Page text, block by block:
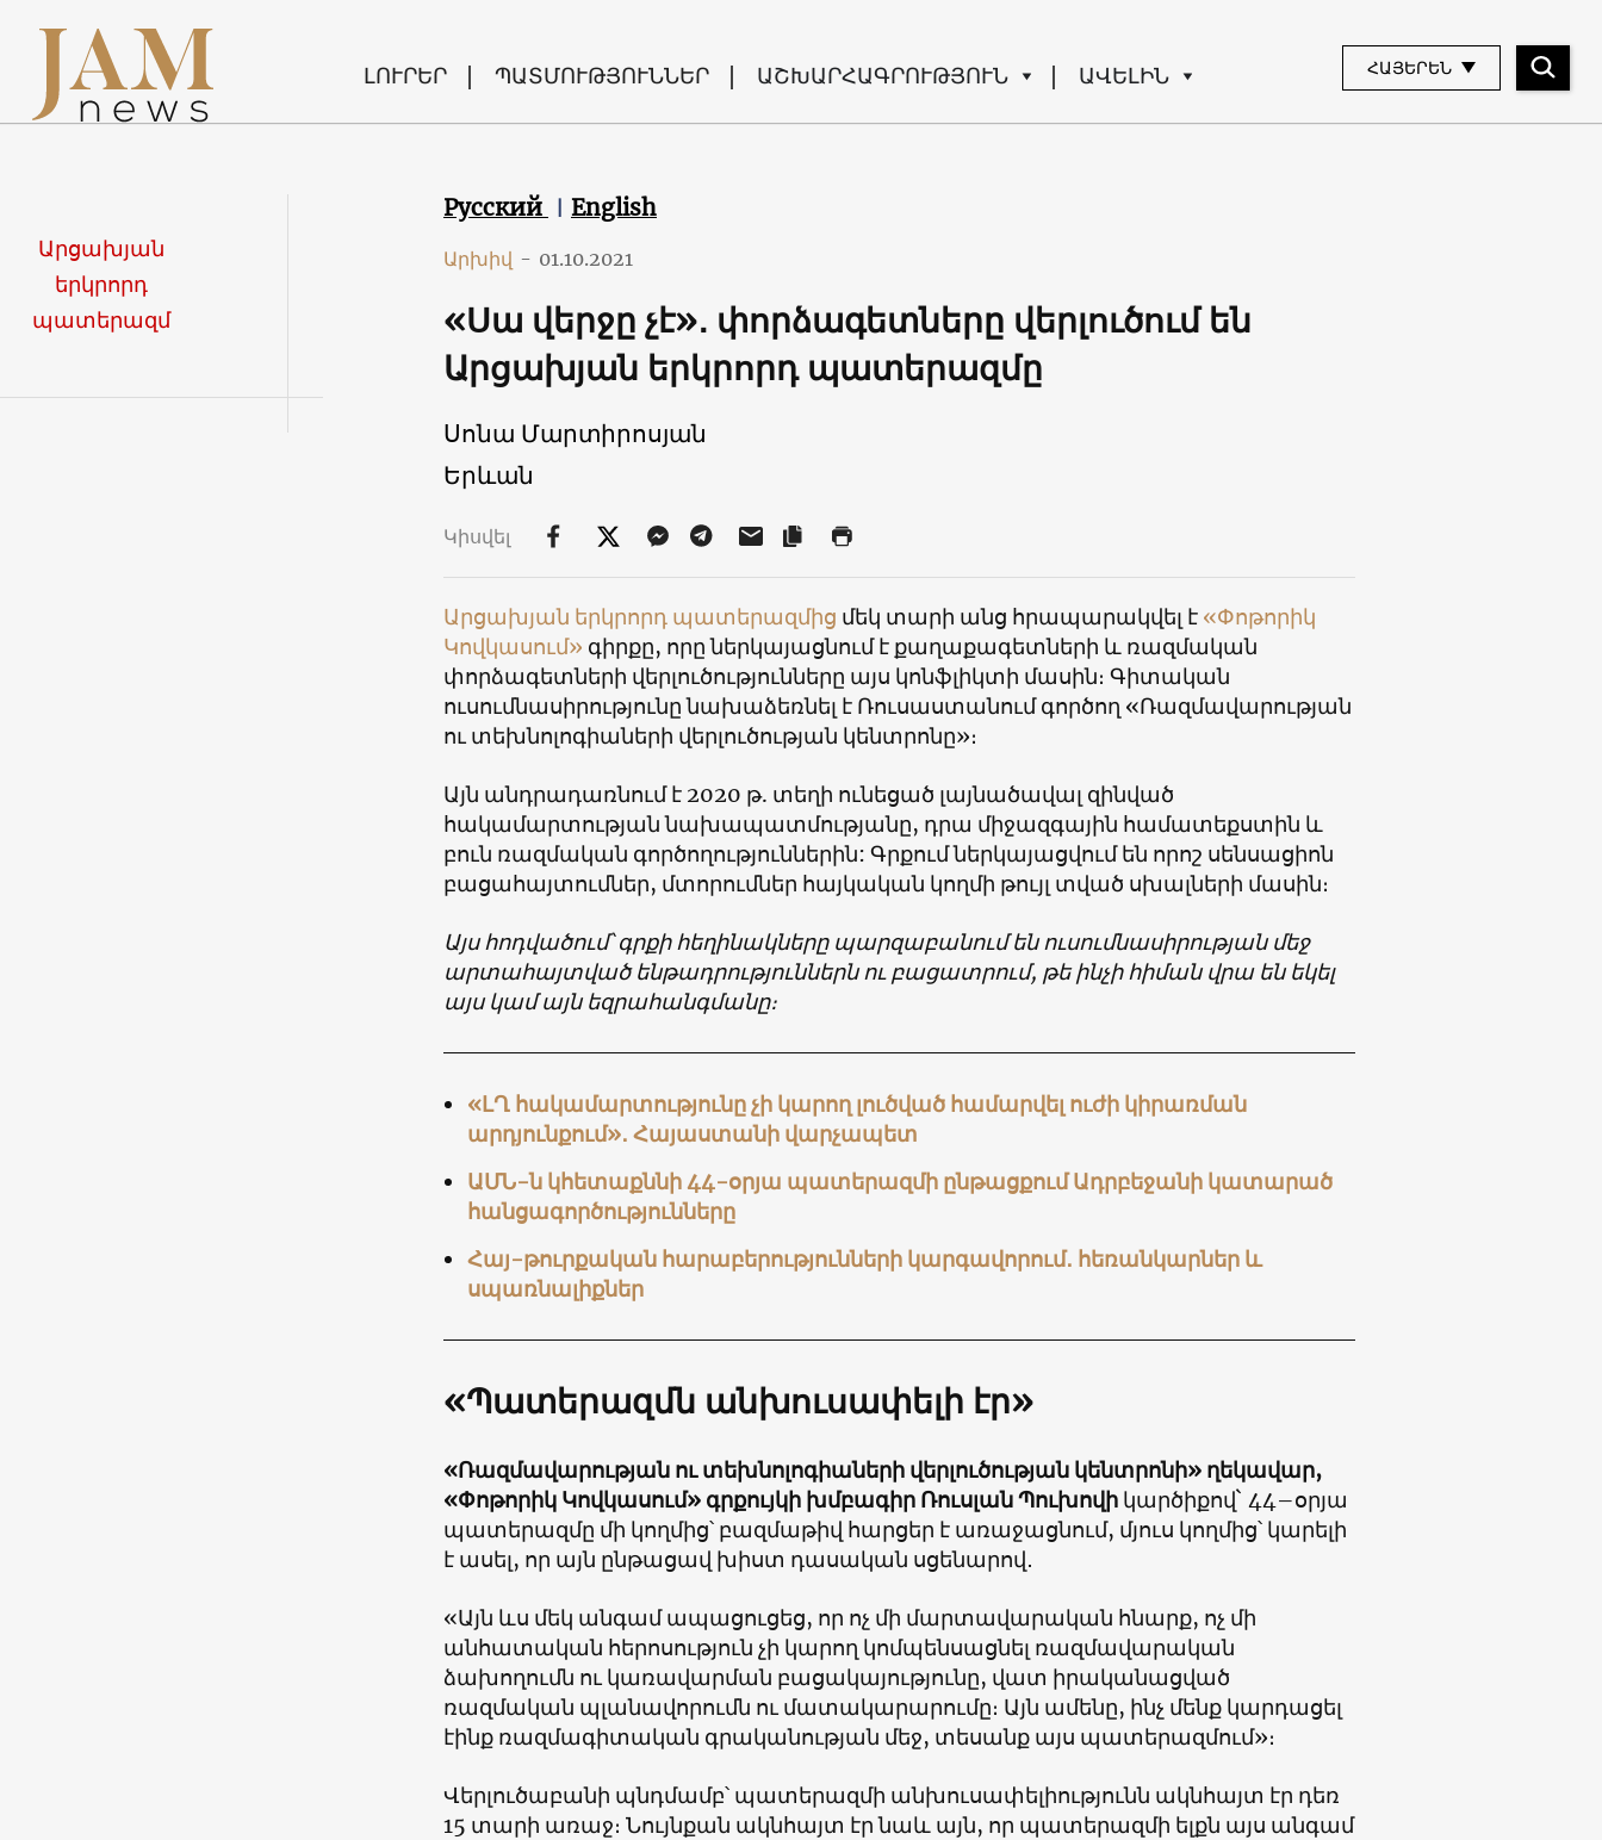
ԼՈՒՐԵՐ ՊԱՏՄՈՒԹՅՈՒՆՆԵՐ ԱՇԽԱՐՀԱԳՐՈՒԹՅՈՒՆ ԱՎԵԼԻՆ ՀԱՅԵՐԵՆ
Արցախյան
երկրորդ
պատերազմ
Русский English
Արխիվ - 01.10.2021
«Սա վերջը չէ»․ փորձագետները վերլուծում են
Արցախյան երկրորդ պատերազմը
Սոնա Մարտիրոսյան
Երևան
Կիսվել
Արցախյան երկրորդ պատերազմից մեկ տարի անց հրապարակվել է «Փոթորիկ
Կովկասում» գիրքը, որը ներկայացնում է քաղաքագետների և ռազմական
փորձագետների վերլուծությունները այս կոնֆլիկտի մասին։ Գիտական
ուսումնասիրությունը նախաձեռնել է Ռուսաստանում գործող «Ռազմավարության
ու տեխնոլոգիաների վերլուծության կենտրոնը»։
Այն անդրադառնում է 2020 թ. տեղի ունեցած լայնածավալ զինված
հակամարտության նախապատմությանը, դրա միջազգային համատեքստին և
բուն ռազմական գործողություններին: Գրքում ներկայացվում են որոշ սենսացիոն
բացահայտումներ, մտորումներ հայկական կողմի թույլ տված սխալների մասին։
Այս հոդվածում՝ գրքի հեղինակները պարզաբանում ենուսումնասիրության մեջ
արտահայտված ենթադրություններն ու բացատրում, թե ինչի հիման վրա են եկել
այս կամ այն եզրահանգմանը։
«ԼՂ հակամարտությունը չի կարող լուծված համարվել ուժի կիրառման
արդյունքում»․ Հայաստանի վարչապետ
ԱՄՆ-ն կհետաքննի 44-օրյա պատերազմի ընթացքում Ադրբեջանի կատարած
հանցագործությունները
Հայ-թուրքական հարաբերությունների կարգավորում․ հեռանկարներ և
սպառնալիքներ
«Պատերազմն անխուսափելի էր»
«Ռազմավարության ու տեխնոլոգիաների վերլուծության կենտրոնի» ղեկավար,
«Փոթորիկ Կովկասում» գրքույկի խմբագիր Ռուսլան Պուխովի կարծիքով` 44–օրյա
պատերազմը մի կողմից՝ բազմաթիվ հարցեր է առաջացնում, մյուս կողմից՝ կարելի
է ասել, որ այն ընթացավ խիստ դասական սցենարով․
«Այն ևս մեկ անգամ ապացուցեց, որ ոչ մի մարտավարական հնարք, ոչ մի
անհատական հերոսություն չի կարող կոմպենսացնել ռազմավարական
ձախողումն ու կառավարման բացակայությունը, վատ իրականացված
ռազմական պլանավորումն ու մատակարարումը։ Այն ամենը, ինչ մենք կարդացել
էինք ռազմագիտական գրականության մեջ, տեսանք այս պատերազմում»։
Վերլուծաբանի պնդմամբ՝ պատերազմի անխուսափելիությունն ակնհայտ էր դեռ
15 տարի առաջ։ Նույնքան ակնհայտ էր նաև այն, որ պատերազմի ելքն այս անգամ